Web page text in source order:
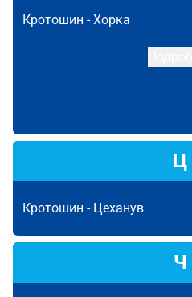
Кротошин -Хорка
Ц
Кротошин - Цеханув
Ч